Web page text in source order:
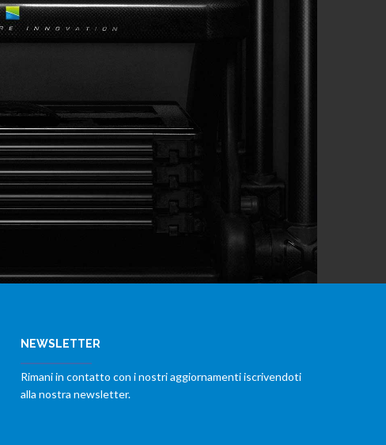
NEWSLETTER
Rimani in contatto con i nostri aggiornamenti iscrivendoti
alla nostra newsletter.